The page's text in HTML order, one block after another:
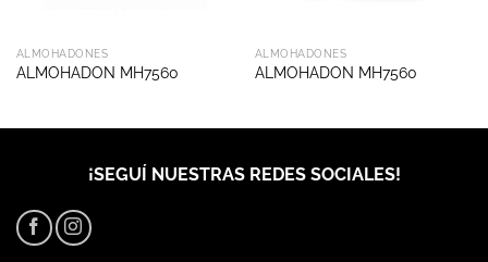
ALMOHADONES
ALMOHADON MH7560
ALMOHADONES
ALMOHADON MH7560
¡SEGUÍ NUESTRAS REDES SOCIALES!